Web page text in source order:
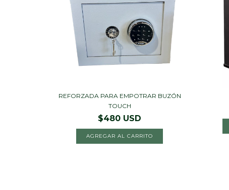
REFORZADA PARA EMPOTRAR BUZÓN
TOUCH
$480 USD
AGREGAR AL CARRITO